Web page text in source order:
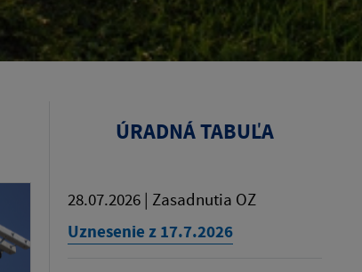
ÚRADNÁ TABUĽA
28.07.2026 | Zasadnutia OZ
Uznesenie z 17.7.2026